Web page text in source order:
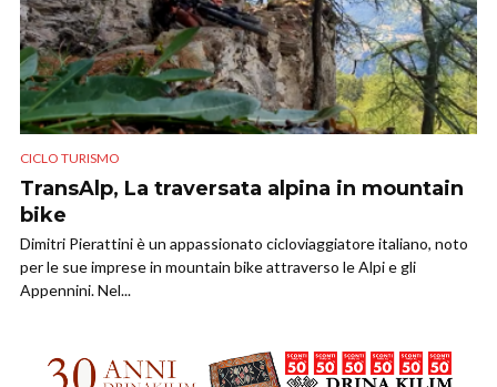
CICLO TURISMO
TransAlp, La traversata alpina in mountain
bike
Dimitri Pierattini è un appassionato cicloviaggiatore italiano, noto
per le sue imprese in mountain bike attraverso le Alpi e gli
Appennini. Nel...